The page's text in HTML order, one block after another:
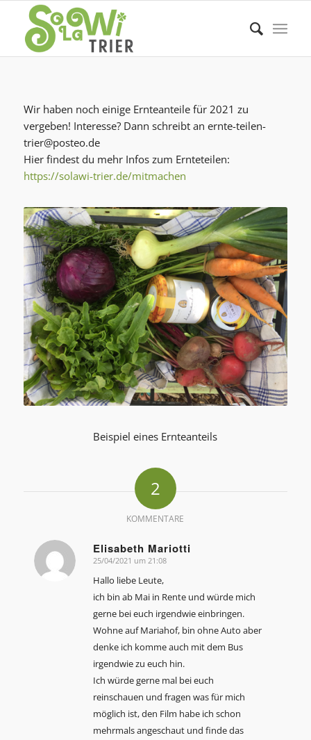
Wir haben noch einige Ernteanteile für 2021 zu
vergeben! Interesse? Dann schreibt an ernte-teilen-
trier@posteo.de
Hier findest du mehr Infos zum Ernteteilen:
https://solawi-trier.de/mitmachen
Beispiel eines Ernteanteils
2
KOMMENTARE
Elisabeth Mariotti
sagte:
25/04/2021 um 21:08
Hallo liebe Leute,
ich bin ab Mai in Rente und würde mich
gerne bei euch irgendwie einbringen.
Wohne auf Mariahof, bin ohne Auto aber
denke ich komme auch mit dem Bus
irgendwie zu euch hin.
Ich würde gerne mal bei euch
reinschauen und fragen was für mich
möglich ist, den Film habe ich schon
mehrmals angeschaut und finde das